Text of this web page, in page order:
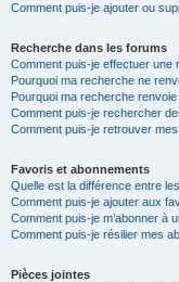
Comment puis-je ajouter ou
Recherche dans les forums
Comment puis-je effectuer
Pourquoi ma recherche ne
Pourquoi ma recherche
Comment puis-je rechercher
Comment puis-je retrouver
Favoris et abonnements
Quelle est la différence entre
Comment puis-je ajouter aux
Comment puis-je m’abonner à
Comment puis-je résilier mes
Pièces jointes